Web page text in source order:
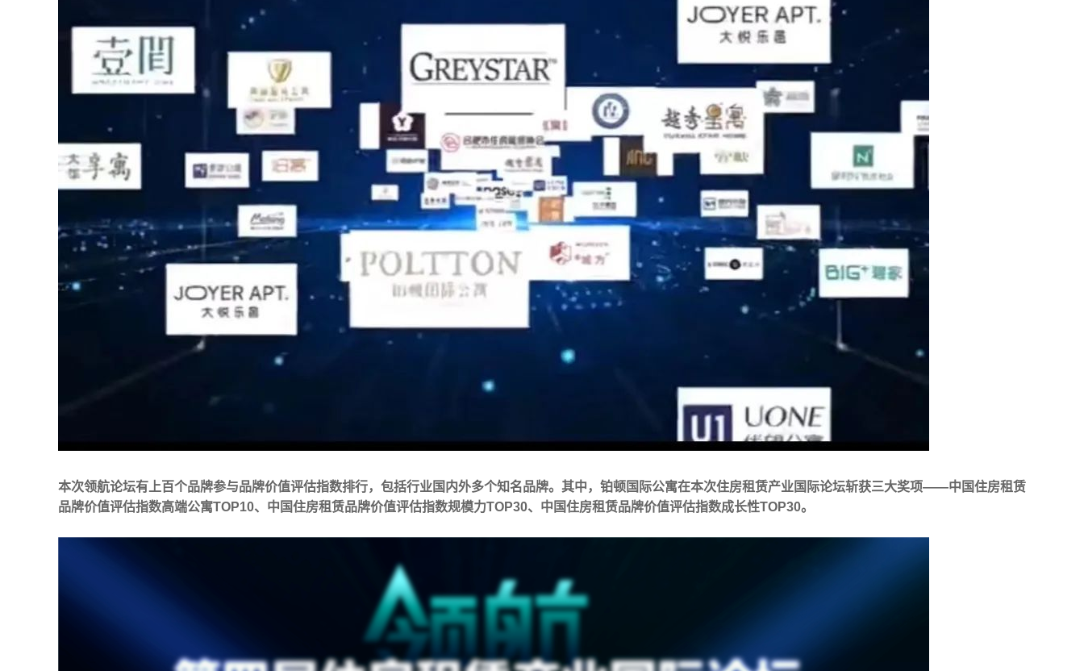
本次领航论坛有上百个品牌参与品牌价值评估指数排行，包括行业国内外多个知名品牌。其中，铂顿国际公寓在本次住房租赁产业国际论坛斩获三大奖项——中国住房租赁
品牌价值评估指数高端公寓TOP10、 中国住房租赁品牌价值评估指数规模力TOP30、 中国住房租赁品牌价值评估指数成长性TOP30。